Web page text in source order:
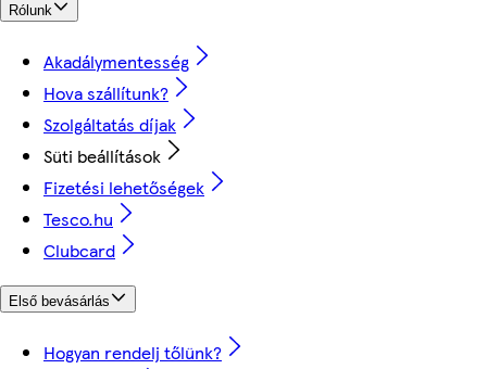
Rólunk
Akadálymentesség
Hova szállítunk?
Szolgáltatás díjak
Süti beállítások
Fizetési lehetőségek
Tesco.hu
Clubcard
Első bevásárlás
Hogyan rendelj tőlünk?